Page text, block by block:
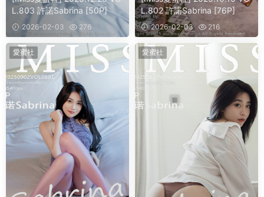
L.803 許諾Sabrina [50P]
2026-02-03 276
L.802 許諾Sabrina [76P]
2026-02-03 216
愛蜜社 愛蜜社